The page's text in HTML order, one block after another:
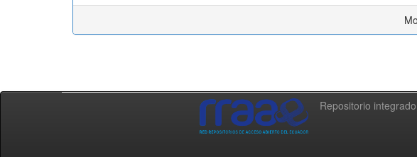
Repositorio